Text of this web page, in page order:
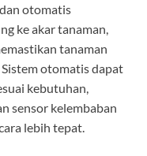
otomatis
ke akar tanaman,
tanaman
otomatis dapat
kebutuhan,
sensor kelembaban
lebih tepat.